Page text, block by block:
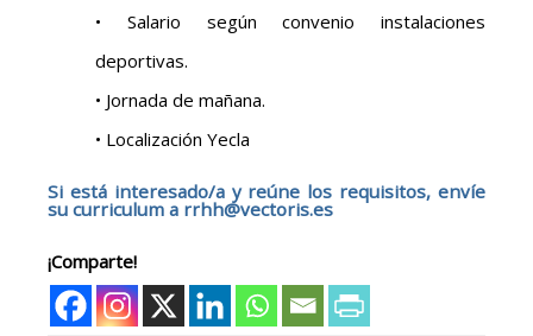
• Salario según convenio instalaciones
deportivas.
• Jornada de mañana.
• Localización Yecla
Si está interesado/a y reúne los requisitos, envíe
su curriculum a rrhh@vectoris.es
¡Comparte!